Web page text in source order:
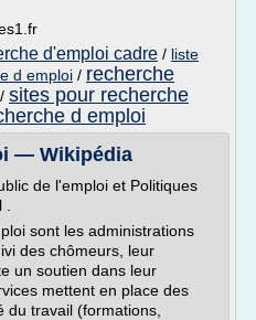
d'emploi cadre / liste
d emploi / recherche
/ sites pour recherche
d emploi
— Wikipédia
de l'emploi et Politiques
sont les administrations
des chômeurs, leur
un soutien dans leur
mettent en place des
du travail (formations,